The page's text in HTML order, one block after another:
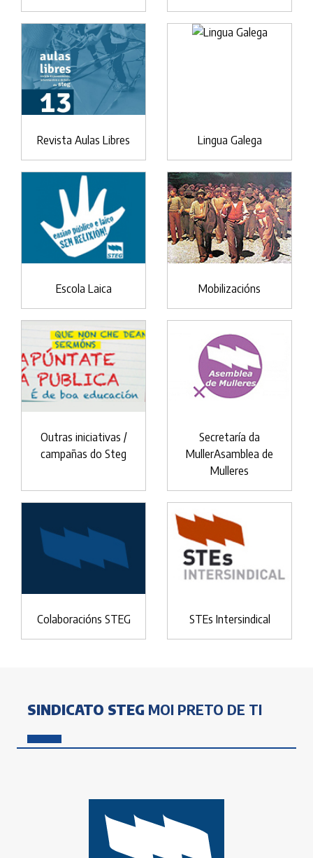
Revista Aulas Libres Lingua Galega
Escola Laica Mobilizacións
Outras iniciativas /
campañas do Steg
Secretaría da
MullerAsamblea de
Mulleres
Colaboracións STEG STEs Intersindical
SINDICATO STEG MOI PRETO DE TI